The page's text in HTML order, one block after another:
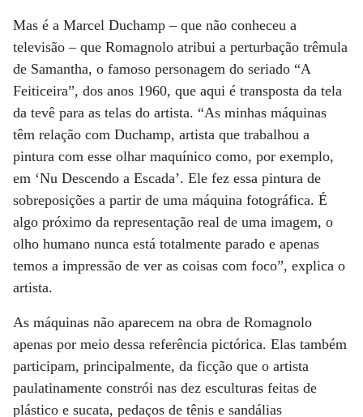
Mas é a Marcel Duchamp – que não conheceu a
televisão – que Romagnolo atribui a perturbação trêmula
de Samantha, o famoso personagem do seriado “A
Feiticeira”, dos anos 1960, que aqui é transposta da tela
da tevê para as telas do artista. “As minhas máquinas
têm relação com Duchamp, artista que trabalhou a
pintura com esse olhar maquínico como, por exemplo,
em ‘Nu Descendo a Escada’. Ele fez essa pintura de
sobreposições a partir de uma máquina fotográfica. É
algo próximo da representação real de uma imagem, o
olho humano nunca está totalmente parado e apenas
temos a impressão de ver as coisas com foco”, explica o
artista.
As máquinas não aparecem na obra de Romagnolo
apenas por meio dessa referência pictórica. Elas também
participam, principalmente, da ficção que o artista
paulatinamente constrói nas dez esculturas feitas de
plástico e sucata, pedaços de tênis e sandálias